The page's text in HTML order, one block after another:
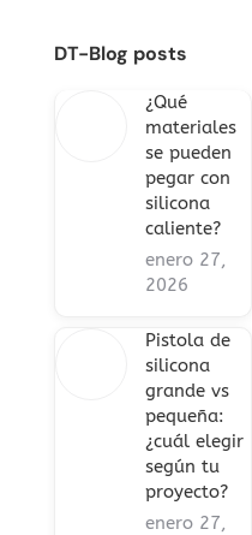
DT-Blog posts
¿Qué
materiales
se pueden
pegar con
silicona
caliente?
enero 27,
2026
Pistola de
silicona
grande vs
pequeña:
¿cuál elegir
según tu
proyecto?
enero 27,